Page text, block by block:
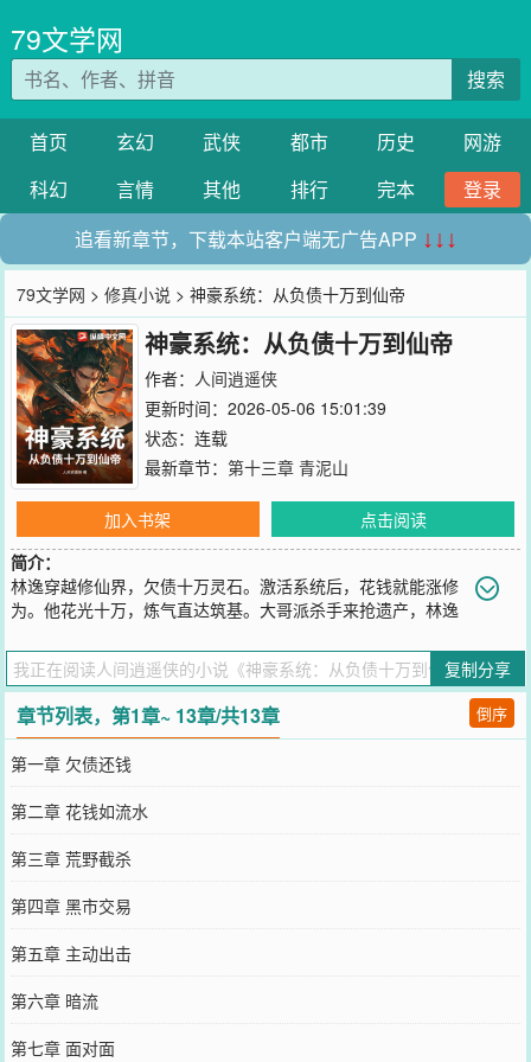
79文学网
搜索
首页 玄幻 武侠 都市 历史
网游
科幻
言情 其他 排行 完本
登录
追看新章节，下载本站客户端无广告APP ↓↓↓
79文学网 >修真小说 > 神豪系统：从负债十万到仙帝
神豪系统：从负债十万到仙帝
作者： 人间逍遥侠
更新时间：2026-05-06 15:01:39
状态：连载
最新章节： 第十三章 青泥山
加入书架
点击阅读
简介：
林逸穿越修仙界，欠债十万灵石。激活系统后，花钱就能涨修
为。他花光十万，炼气直达筑基。大哥派杀手来抢遗产，林逸
您要是觉得《神豪系统：从负债十万到仙帝》还不错的话请不要忘记
向您QQ群和微博微信里的朋友推荐哦！
复制分享
章节列表，第1章~ 13章/共13章 倒序
第一章 欠债还钱
第二章 花钱如流水
第三章 荒野截杀
第四章 黑市交易
第五章 主动出击
第六章 暗流
第七章 面对面